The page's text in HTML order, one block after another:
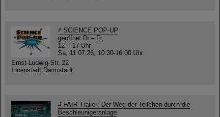
SCIENCE POP-UP
geöffnet Di – Fr,
12 – 17 Uhr
Sa, 11.07.26, 10:30-16:00 Uhr
Ernst-Ludwig-Str. 22
Innenstadt Darmstadt
FAIR-Trailer: Der Weg der Teilchen durch die
Beschleunigeranlage